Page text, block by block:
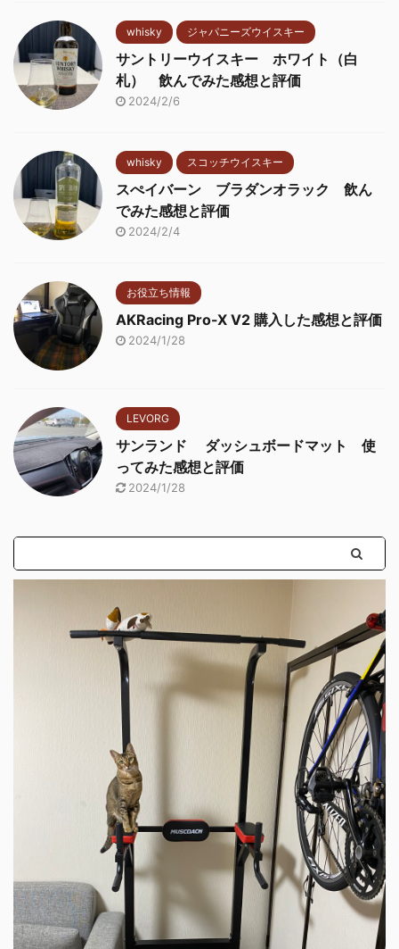
whisky ジャパニーズウイスキー
サントリーウイスキー ホワイト（白
札） 飲んでみた感想と評価
2024/2/6
whisky スコッチウイスキー
スぺイバーン ブラダンオラック 飲ん
でみた感想と評価
2024/2/4
お役立ち情報
AKRacing Pro-X V2 購入した感想と評価
2024/1/28
LEVORG
サンランド ダッシュボードマット 使
ってみた感想と評価
2024/1/28